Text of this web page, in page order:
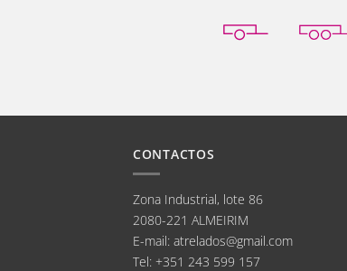
CONTACTOS
Zona Industrial, lote 86
2080-221 ALMEIRIM
E-mail: atrelados@gmail.com
Tel: +351 243 599 157